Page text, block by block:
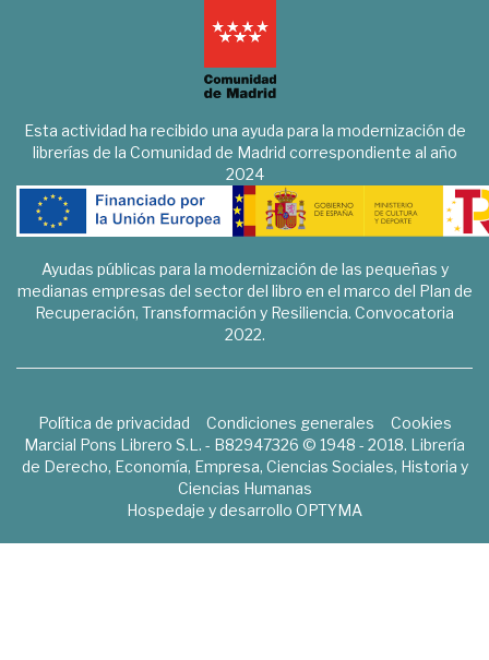
Esta actividad ha recibido una ayuda para la modernización de
librerías de la Comunidad de Madrid correspondiente al año
2024
Ayudas públicas para la modernización de las pequeñas y
medianas empresas del sector del libro en el marco del Plan de
Recuperación, Transformación y Resiliencia. Convocatoria
2022.
Política de privacidad Condiciones generales
Cookies
Marcial Pons Librero S.L. - B82947326 © 1948 - 2018. Librería
de Derecho, Economía, Empresa, Ciencias Sociales, Historia y
Ciencias Humanas
Hospedaje y desarrollo OPTYMA